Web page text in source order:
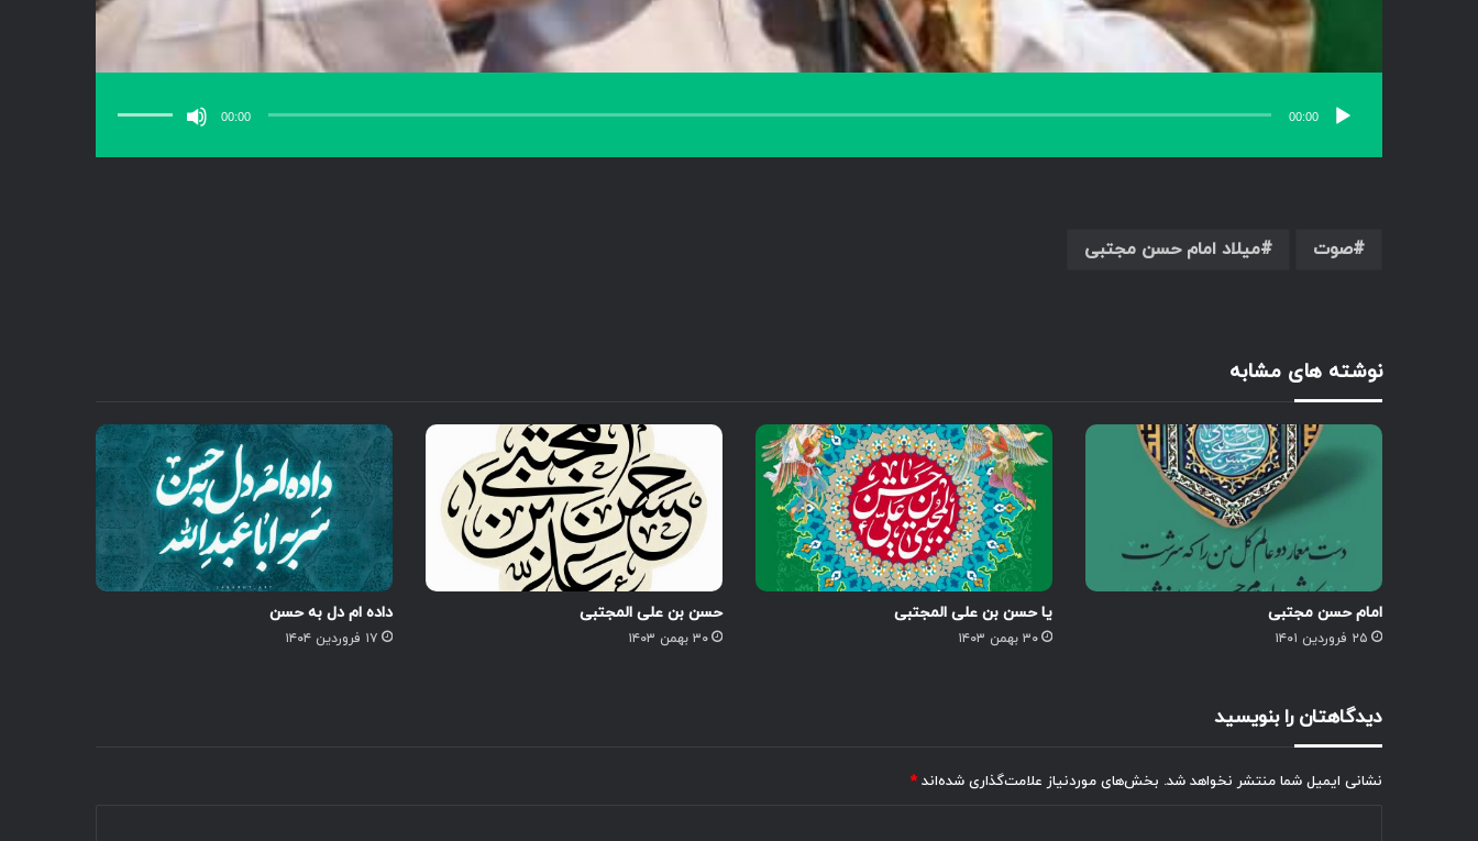
00:00
00:00
برای
کاهش
صوت میلاد امام حسن مجتبی
نوشته های مشابه
امام حسن مجتبی
۲۵ فروردین ۱۴۰۱
یا حسن بن علی المجتبی
۳۰ بهمن ۱۴۰۳
حسن بن علی المجتبی
۳۰ بهمن ۱۴۰۳
داده ام دل به حسن
۱۷ فروردین ۱۴۰۴
دیدگاهتان را بنویسید
نشانی ایمیل شما منتشر نخواهد شد. بخش‌های موردنیاز علامت‌گذاری شده‌اند *